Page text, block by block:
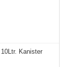
Kanister